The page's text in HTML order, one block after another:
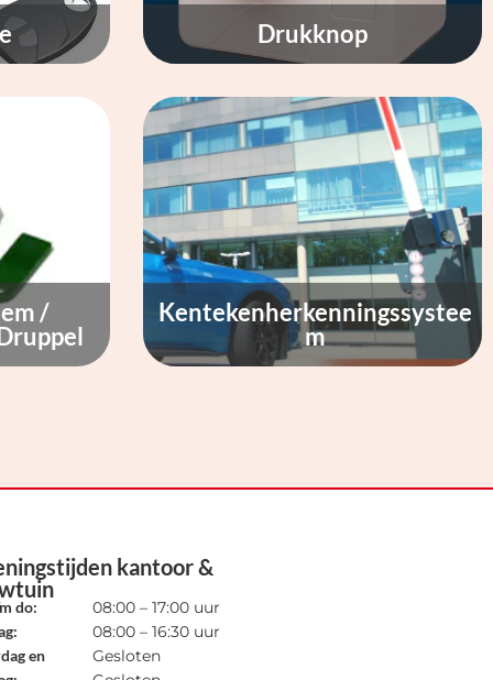
Drukknop
/
Kentekenherkenningssystee
m
kantoor &
do:
en
08:00 – 17:00 uur
08:00 – 16:30 uur
Gesloten